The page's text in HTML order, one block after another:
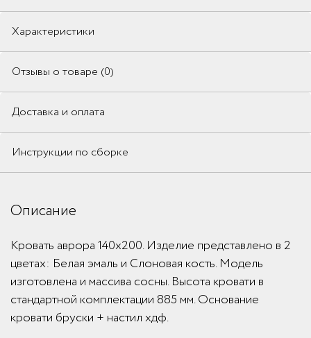
Характеристики
Отзывы о товаре (0)
Доставка и оплата
Инструкции по сборке
Описание
Кровать аврора 140x200. Изделие представлено в 2
цветах: Белая эмаль и Слоновая кость. Модель
изготовлена и массива сосны. Высота кровати в
стандартной комплектации 885 мм. Основание
кровати бруски + настил хдф.